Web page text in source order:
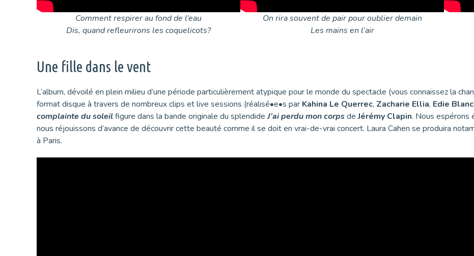
Comment respirer au fond de l’eau
Dis, quand refleurirons les coquelicots?
On rira souvent de pair pour oublier demain
Les mains en l’air
Une fille dans le vent
L’album, dévoilé en plein milieu d’une période particulièrement atypique pour le monde du spectacle (vous connaissez la
format disque à travers de nombreux clips et live sessions (réalisé•e•s par Kahina Le Querrec, Zacharie Ellia, Edie
complainte du soleilfigure dans la bande originale du splendideJ’ai perdu mon corpsdeJérémy Clapin. Nous espérons
nous réjouissons d’avance de découvrir cette beauté comme il se doit en vrai-de-vrai concert. Laura Cahen se produira
à Paris.